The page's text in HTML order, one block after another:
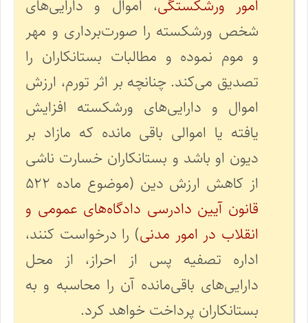
امور ورشکستگی، اموال و دارایی‌های
شخص ورشکسته را صورت‌برداری و مهر
و موم نموده و مطالبات بستانکاران را
تصدیق می‌کند. چنانچه بر اثر تورم، ارزش
اموال و دارایی‌های ورشکسته افزایش
یافته یا اموالی باقی مانده که مازاد بر
دیون او باشد و بستانکاران خسارت ناشی
از کاهش ارزش دین (موضوع ماده ۵۲۲
قانون آیین دادرسی دادگاه‌های عمومی و
انقلاب در امور مدنی) را درخواست کنند،
اداره تصفیه پس از احراز، از محل
دارایی‌های باقی‌مانده آن را محاسبه و به
بستانکاران پرداخت خواهد کرد.